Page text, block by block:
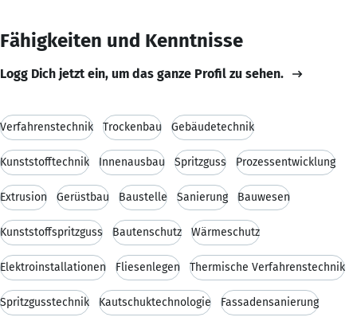
Fähigkeiten und Kenntnisse
Logg Dich jetzt ein, um das ganze Profil zu sehen.
Verfahrenstechnik Trockenbau Gebäudetechnik
Kunststofftechnik Innenausbau Spritzguss Prozessentwicklung
Extrusion Gerüstbau Baustelle Sanierung Bauwesen
Kunststoffspritzguss Bautenschutz Wärmeschutz
Elektroinstallationen Fliesenlegen Thermische Verfahrenstechnik
Spritzgusstechnik Kautschuktechnologie Fassadensanierung